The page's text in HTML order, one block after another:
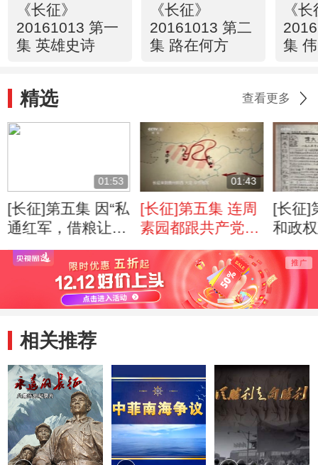
《长征》
20161013 第一
集 英雄史诗
《长征》
20161013 第二
集 路在何方
《
集
精选 查看更多
01:53
[长征]第五集 因“私
通红军，借粮让
道”而牺牲的杨积
庆土司
01:43
[长征]第五集 连周
素园都跟共产党走
了
[长征]
和政
军走
相关推荐